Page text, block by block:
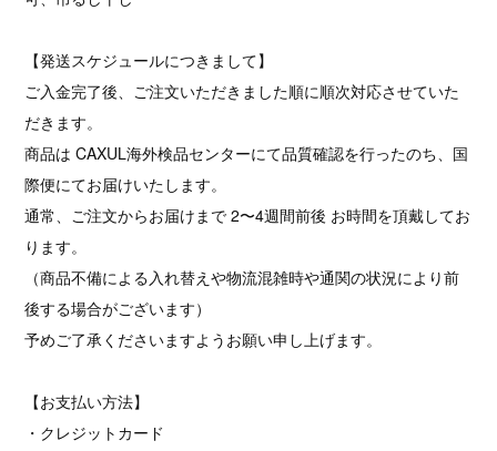
【発送スケジュールにつきまして】
ご入金完了後、ご注文いただきました順に順次対応させていた
だきます。
商品は CAXUL海外検品センターにて品質確認を行ったのち、国
際便にてお届けいたします。
通常、ご注文からお届けまで 2〜4週間前後 お時間を頂戴してお
ります。
（商品不備による入れ替えや物流混雑時や通関の状況により前
後する場合がございます）
予めご了承くださいますようお願い申し上げます。
【お支払い方法】
・クレジットカード